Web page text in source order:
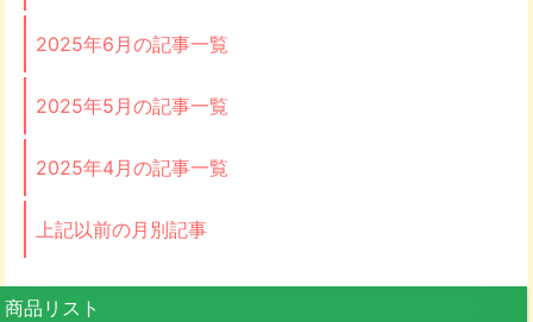
2025年6月の記事一覧
2025年5月の記事一覧
2025年4月の記事一覧
上記以前の月別記事
商品リスト